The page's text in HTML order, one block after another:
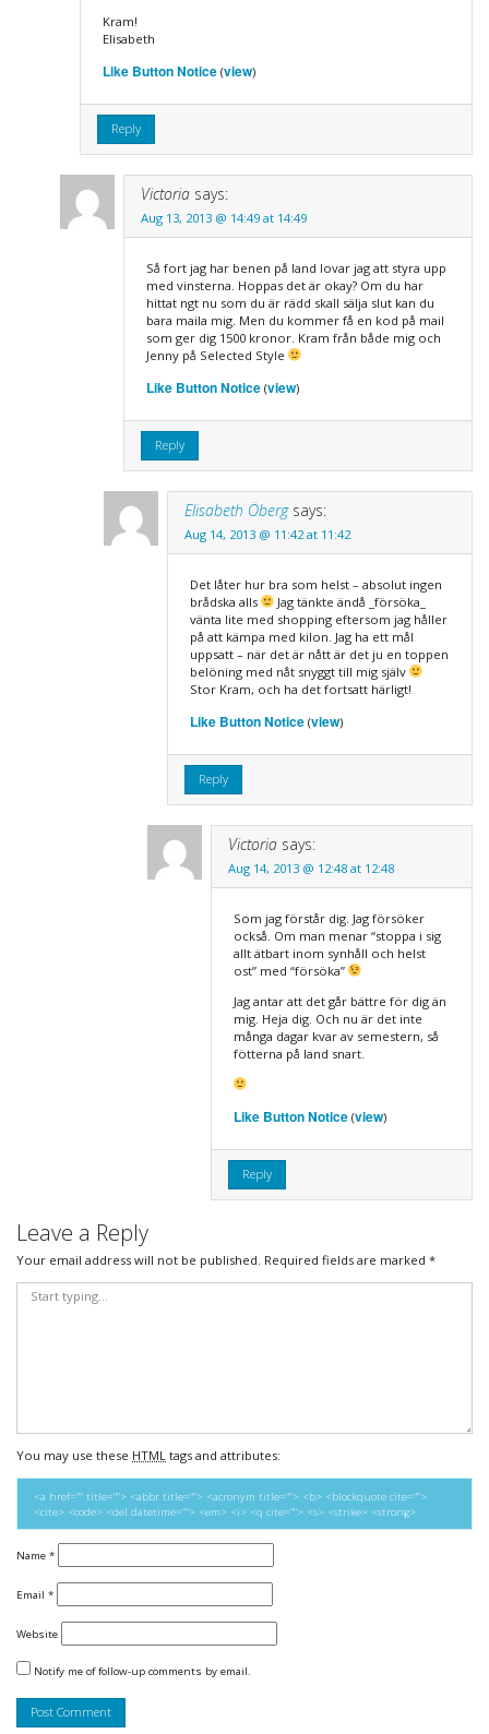
Kram!
Elisabeth
Like Button Notice(view)
Reply
Victoria says:
Aug 13, 2013 @ 14:49 at 14:49
Så fort jag har benen på land lovar jag att styra upp
med vinsterna. Hoppas det är okay? Om du har
hittat ngt nu som du är rädd skall sälja slut kan du
bara maila mig. Men du kommer få en kod på mail
som ger dig 1500 kronor. Kram från både mig och
Jenny på Selected Style
Like Button Notice(view)
Reply
Elisabeth Öberg says:
Aug 14, 2013 @ 11:42 at 11:42
Det låter hur bra som helst – absolut ingen
brådska alls
Jag tänkte ändå _försöka_
vänta lite med shopping eftersom jag håller
på att kämpa med kilon. Jag ha ett mål
uppsatt – när det är nått är det ju en toppen
belöning med nåt snyggt till mig själv
Stor Kram, och ha det fortsatt härligt!
Like Button Notice(view)
Reply
Victoria says:
Aug 14, 2013 @ 12:48 at 12:48
Som jag förstår dig. Jag försöker
också. Om man menar “stoppa i sig
allt ätbart inom synhåll och helst
ost” med “försöka”
Jag antar att det går bättre för dig än
mig. Heja dig. Och nu är det inte
många dagar kvar av semestern, så
fötterna på land snart.
Like Button Notice(view)
Reply
Leave a Reply
Your email address will not be published. Required fields are marked *
You may use these HTML tags and attributes:
<a href="" title=""> <abbr title=""> <acronym title=""> <b> <blockquote cite="">
<cite> <code> <del datetime=""> <em> <i> <q cite=""> <s> <strike> <strong>
Name *
Email *
Website
Notify me of follow-up comments by email.